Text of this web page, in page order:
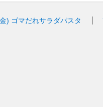
) ゴマだれサラダパスタ